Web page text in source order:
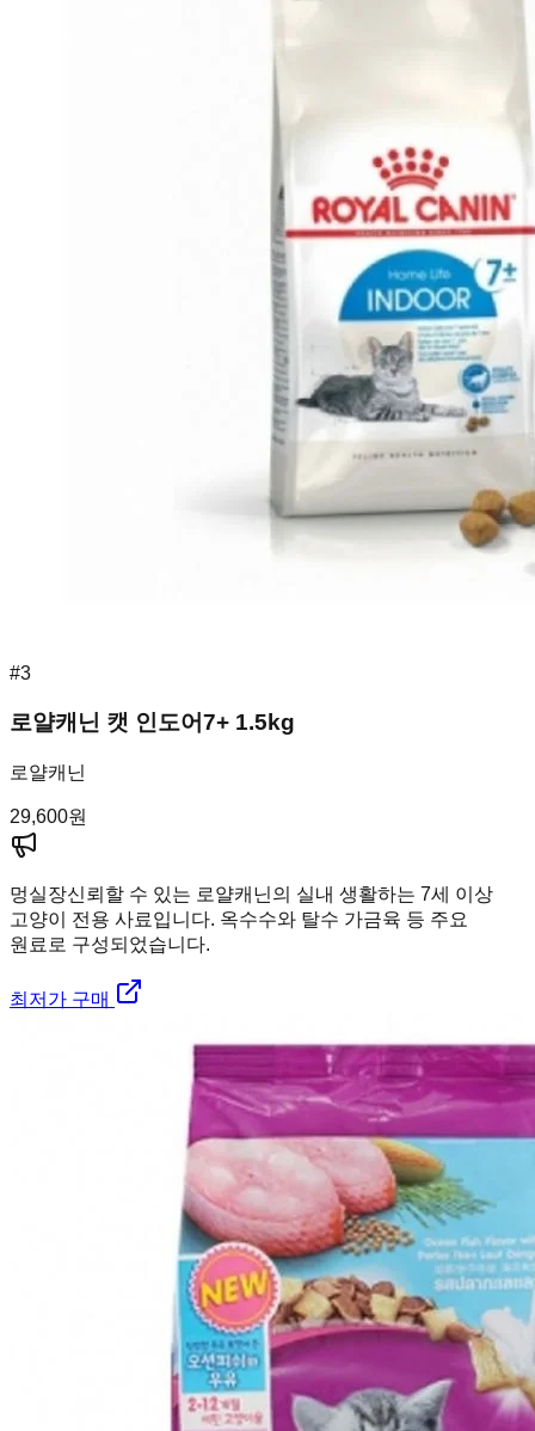
#3
로얄캐닌 캣 인도어7+ 1.5kg
로얄캐닌
29,600원
멍실장신뢰할 수 있는 로얄캐닌의 실내 생활하는 7세 이상
고양이 전용 사료입니다. 옥수수와 탈수 가금육 등 주요
원료로 구성되었습니다.
최저가 구매